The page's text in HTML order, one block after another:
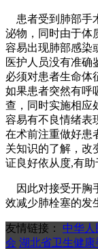
患者受到肺部手
泌物，同时由于体
容易出现肺部感染
医护人员没有准确
必须对患者生命体
如果患者突然有呼
查，同时实施相应
容易有不良情绪表
在术前注重做好患
关知识的了解，改
证良好依从度,有助
因此对接受开胸
效减少肺栓塞的发
友情链接： 中华
会 湖北省卫生健康